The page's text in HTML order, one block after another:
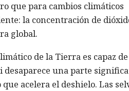
que para cambios climáticos
la concentración de
global.
de la Tierra es capaz de
desaparece una parte
acelera el deshielo. Las